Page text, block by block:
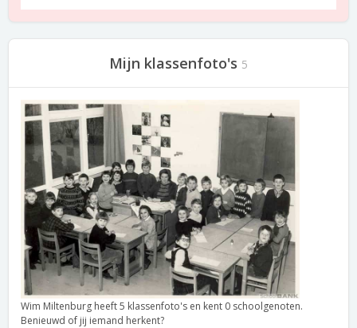
Mijn klassenfoto's 5
Wim Miltenburg heeft 5 klassenfoto's en kent 0 schoolgenoten.
Benieuwd of jij iemand herkent?